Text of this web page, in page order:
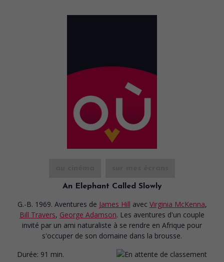
An Elephant Called Slowly
G.-B. 1969. Aventures de James Hill avec Virginia McKenna,
Bill Travers, George Adamson. Les aventures d'un couple
invité par un ami naturaliste à se rendre en Afrique pour
s'occuper de son domaine dans la brousse.
Durée: 91 min.